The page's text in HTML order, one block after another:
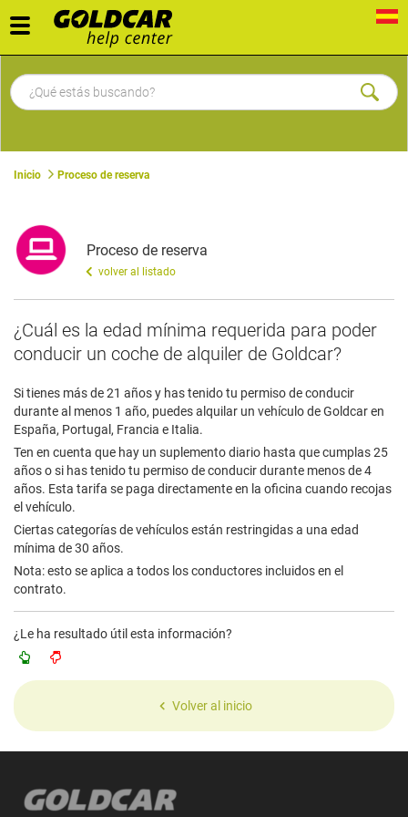
Toggle
navigation
Inicio Proceso de reserva
Proceso de reserva
volver al listado
¿Cuál es la edad mínima requerida para poder
conducir un coche de alquiler de Goldcar?
Si tienes más de 21 años y has tenido tu permiso de conducir
durante al menos 1 año, puedes alquilar un vehículo de Goldcar en
España, Portugal, Francia e Italia.
Ten en cuenta que hay un suplemento diario hasta que cumplas 25
años o si has tenido tu permiso de conducir durante menos de 4
años. Esta tarifa se paga directamente en la oficina cuando recojas
el vehículo.
Ciertas categorías de vehículos están restringidas a una edad
mínima de 30 años.
Nota: esto se aplica a todos los conductores incluidos en el
contrato.
¿Le ha resultado útil esta información?
Volver al inicio